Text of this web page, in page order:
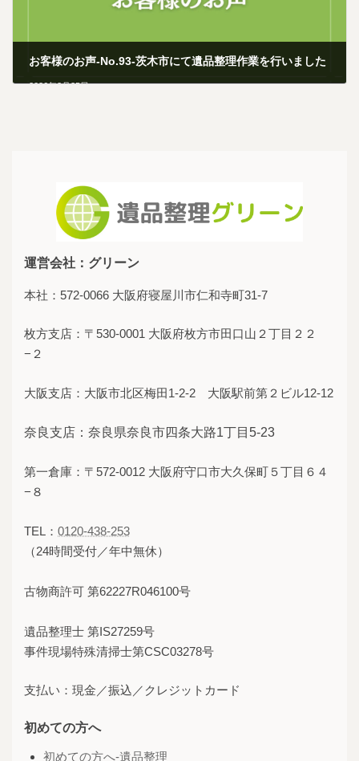
お客様のお声-No.93-茨木市にて遺品整理作業を行いました
2026年2月25日
運営会社：グリーン
本社：572-0066 大阪府寝屋川市仁和寺町31-7
枚方支店：〒530-0001 大阪府枚方市田口山２丁目２２
−２
大阪支店：大阪市北区梅田1-2-2 大阪駅前第２ビル12-12
奈良支店：奈良県奈良市四条大路1丁目5-23
第一倉庫：〒572-0012 大阪府守口市大久保町５丁目６４
−８
TEL： 0120-438-253
（24時間受付／年中無休）
古物商許可 第62227R046100号
遺品整理士 第IS27259号
事件現場特殊清掃士第CSC03278号
支払い：現金／振込／クレジットカード
初めての方へ
初めての方へ-遺品整理